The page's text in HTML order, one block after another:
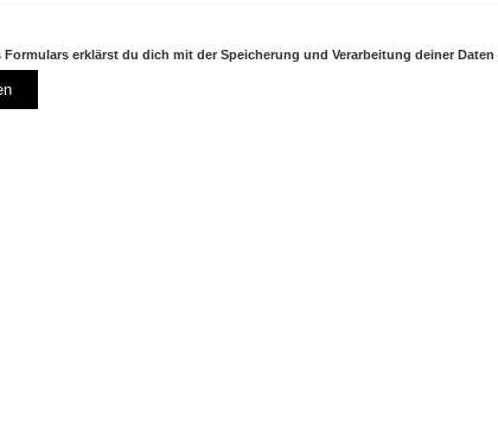
erklärst du dich mit der Speicherung und Verarbeitung deiner